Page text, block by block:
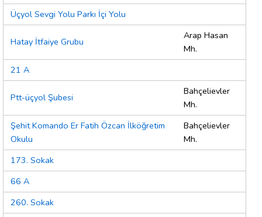
Üçyol Sevgi Yolu Parkı İçi Yolu
Hatay İtfaiye Grubu
Arap Hasan
Mh.
21 A
Ptt-üçyol Şubesi
Bahçelievler
Mh.
Şehit Komando Er Fatih Özcan İlköğretim
Okulu
Bahçelievler
Mh.
173. Sokak
66 A
260. Sokak